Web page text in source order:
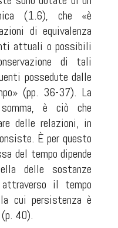
(1.6), che «è
di equivalenza
attuali o possibili
di tali
possedute dalle
(pp. 36-37). La
è ciò che
delle relazioni, in
È per questo
del tempo dipende
delle sostanze
il tempo
cui persistenza è
40).